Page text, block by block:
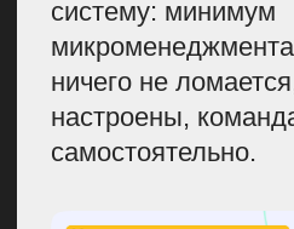
отметила такой момент, что
в любой компании среди
есть ребята, которые хотят
звездочками. Они хотят,
на них посмотрели, готовы
сотрудникам нужно давать эту
материал это делать. Они